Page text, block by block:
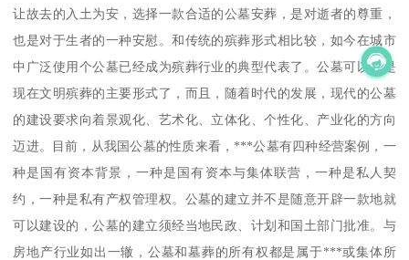
让故去的入土为安，选择一款合适的公墓安葬，是对逝者的尊重，
也是对于生者的一种安慰。和传统的殡葬形式相比较，如今在城市
中广泛使用个公墓已经成为殡葬行业的典型代表了。公墓可以说是
现在文明殡葬的主要形式了，而且，随着时代的发展，现代的公墓
的建设要求向着景观化、艺术化、立体化、个性化、产业化的方向
迈进。目前，从我国公墓的性质来看，***公墓有四种经营案例，一
种是国有资本背景，一种是国有资本与集体联营，一种是私人契
约，一种是私有产权管理权。公墓的建立并不是随意开辟一款地就
可以建设的，公墓的建立须经当地民政、计划和国土部门批准。与
房地产行业如出一辙，公墓和墓葬的所有权都是属于***或集体所